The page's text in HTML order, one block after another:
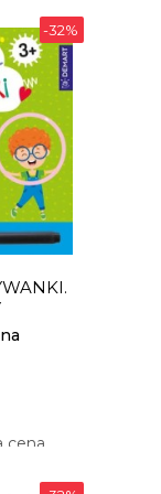
cena
5
-32%
cena